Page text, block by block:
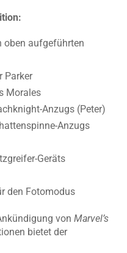
oben aufgeführten
Parker
Morales
Anzugs (Peter)
Anzugs
Geräts
den Fotomodus
von Marvel’s
bietet der